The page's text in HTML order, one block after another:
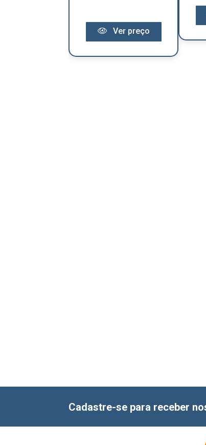
Ver preço
Cadastre-se para receber